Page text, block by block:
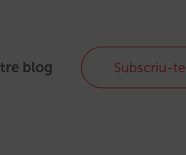
blog Subscriu-te